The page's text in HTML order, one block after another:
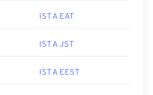
IST A EAT
IST A JST
IST A EEST